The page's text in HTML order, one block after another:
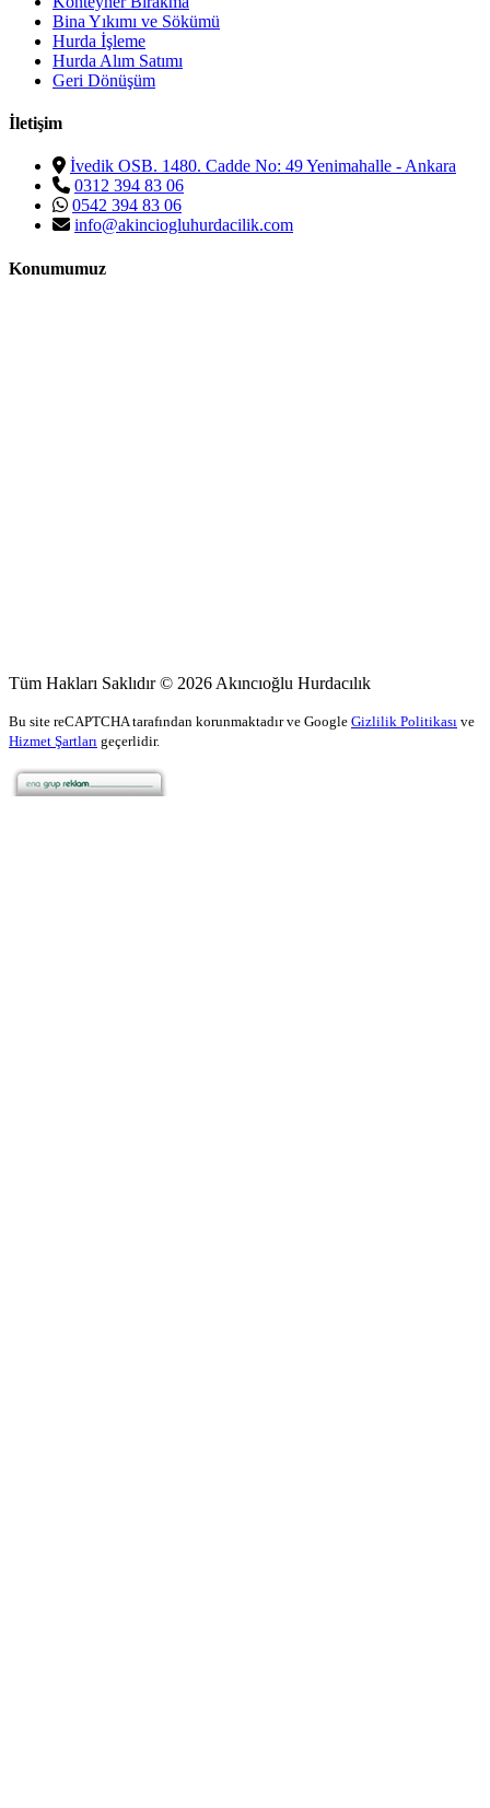
Bina Yıkımı ve Sökümü
Hurda İşleme
Hurda Alım Satımı
Geri Dönüşüm
İletişim
İvedik OSB. 1480. Cadde No: 49 Yenimahalle - Ankara
0312 394 83 06
0542 394 83 06
info@akinciogluhurdacilik.com
Konumumuz
Tüm Hakları Saklıdır © 2026 Akıncıoğlu Hurdacılık
Bu site reCAPTCHA tarafından korunmaktadır ve Google Gizlilik Politikası ve
Hizmet Şartları geçerlidir.